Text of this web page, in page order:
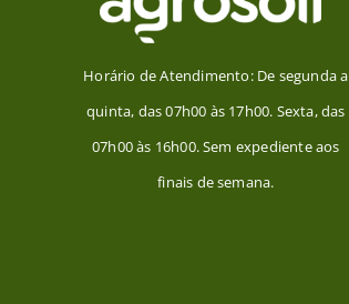
Horário de Atendimento: De segunda a
quinta, das 07h00 às 17h00. Sexta, das
07h00 às 16h00. Sem expediente aos
finais de semana.